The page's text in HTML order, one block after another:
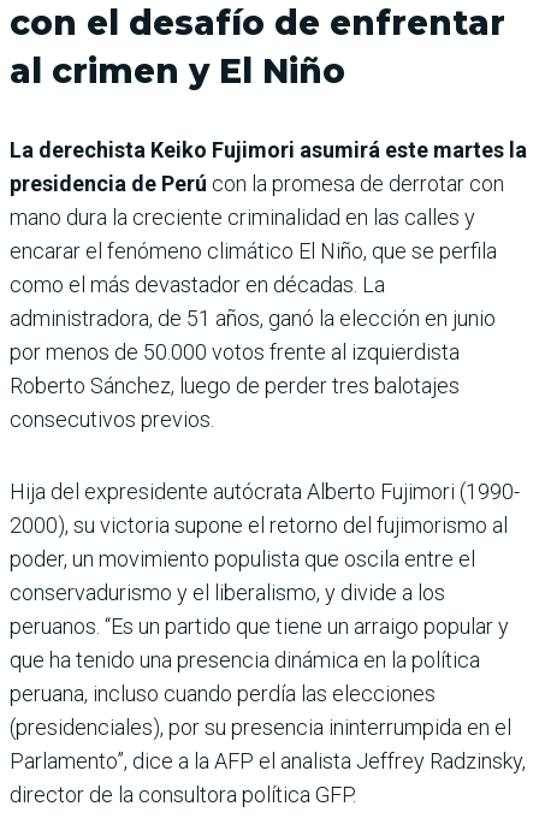
con el desafío de enfrentar
al crimen y El Niño
La derechista Keiko Fujimori asumirá este martes la
presidencia de Perú con la promesa de derrotar con
mano dura la creciente criminalidad en las calles y
encarar el fenómeno climático El Niño, que se perfila
como el más devastador en décadas. La
administradora, de 51 años, ganó la elección en junio
por menos de 50.000 votos frente al izquierdista
Roberto Sánchez, luego de perder tres balotajes
consecutivos previos.
Hija del expresidente autócrata Alberto Fujimori (1990-
2000), su victoria supone el retorno del fujimorismo al
poder, un movimiento populista que oscila entre el
conservadurismo y el liberalismo, y divide a los
peruanos. “Es un partido que tiene un arraigo popular y
que ha tenido una presencia dinámica en la política
peruana, incluso cuando perdía las elecciones
(presidenciales), por su presencia ininterrumpida en el
Parlamento”, dice a la AFP el analista Jeffrey Radzinsky,
director de la consultora política GFP.